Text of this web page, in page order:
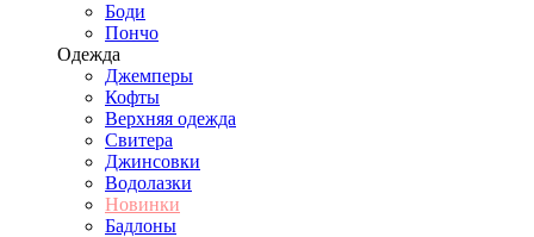
Боди
Пончо
Одежда
Джемперы
Кофты
Верхняя одежда
Свитера
Джинсовки
Водолазки
Новинки
Бадлоны